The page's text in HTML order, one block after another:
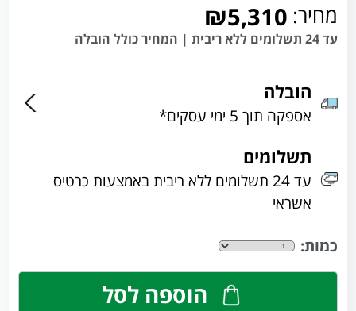
מחיר: ₪5,310
עד 24 תשלומים ללא ריבית | המחיר כולל הובלה
הובלה
אספקה תוך 5 ימי עסקים*
תשלומים
עד 24 תשלומים ללא ריבית באמצעות כרטיס
אשראי
כמות:
הוספה לסל